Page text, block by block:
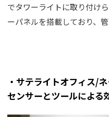
でタワーライトに取り付け
ーパネルを搭載しており、
・サテライトオフィス/
センサーとツールによる